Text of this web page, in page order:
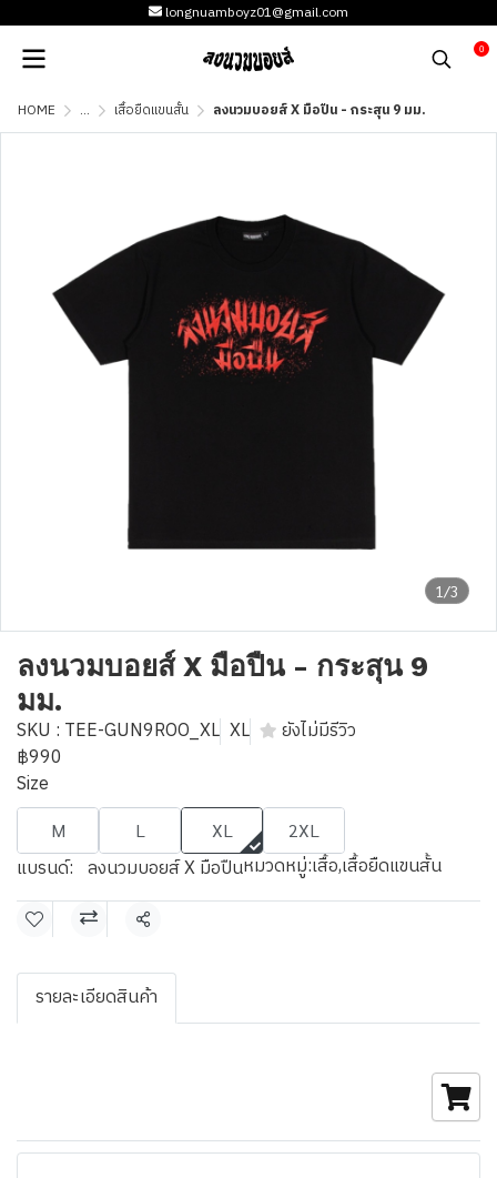
longnuamboyz01@gmail.com
0
HOME ... เสื้อยืดแขนสั้น ลงนวมบอยส์ X มือปืน - กระสุน 9 มม.
1/3
ลงนวมบอยส์ X มือปืน - กระสุน 9
มม.
SKU : TEE-GUN9ROO_XL XL
ยังไม่มีรีวิว
฿990
Size
M L XL 2XL
แบรนด์: ลงนวมบอยส์ X มือปืนหมวดหมู่:เสื้อ,เสื้อยืดแขนสั้น
แชร์
รายละเอียดสินค้า